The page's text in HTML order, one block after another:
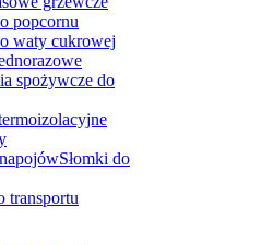
popcornu
waty cukrowej
spożywcze do
do
transportu